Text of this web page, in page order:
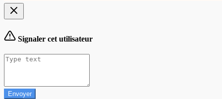
Signaler cet utilisateur
Envoyer